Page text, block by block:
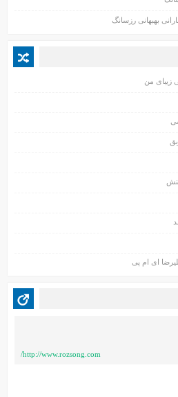
بهبهانی رزسانگ
زیبای من
ای ام پی
http://www.rozsong.com/